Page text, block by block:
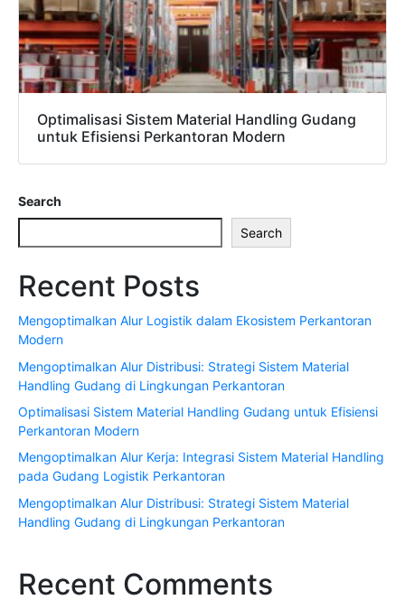
Optimalisasi Sistem Material Handling Gudang
untuk Efisiensi Perkantoran Modern
Search
Search
Recent Posts
Mengoptimalkan Alur Logistik dalam Ekosistem Perkantoran
Modern
Mengoptimalkan Alur Distribusi: Strategi Sistem Material
Handling Gudang di Lingkungan Perkantoran
Optimalisasi Sistem Material Handling Gudang untuk Efisiensi
Perkantoran Modern
Mengoptimalkan Alur Kerja: Integrasi Sistem Material Handling
pada Gudang Logistik Perkantoran
Mengoptimalkan Alur Distribusi: Strategi Sistem Material
Handling Gudang di Lingkungan Perkantoran
Recent Comments